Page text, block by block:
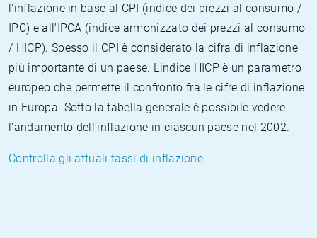
l'inflazione in base al CPI (indice dei prezzi al consumo /
IPC) e all'IPCA (indice armonizzato dei prezzi al consumo
/ HICP). Spesso il CPI è considerato la cifra di inflazione
più importante di un paese. L'indice HICP è un parametro
europeo che permette il confronto fra le cifre di inflazione
in Europa. Sotto la tabella generale è possibile vedere
l'andamento dell'inflazione in ciascun paese nel 2002.
Controlla gli attuali tassi di inflazione